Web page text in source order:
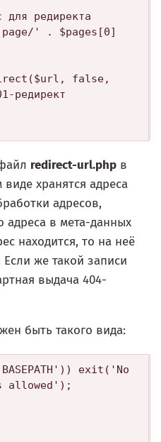
редирект
redirect-url.php в
хранятся адреса
адресов,
адреса в мета-данных
находится, то на неё
Если же такой записи
выдача 404-
быть такого вида:
exit('No
allowed');